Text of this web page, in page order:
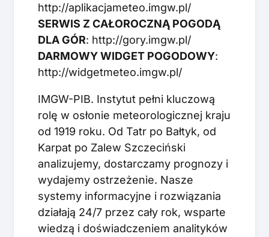
http://aplikacjameteo.imgw.pl/
SERWIS Z CAŁOROCZNĄ POGODĄ
DLA GÓR: http://gory.imgw.pl/
DARMOWY WIDGET POGODOWY:
http://widgetmeteo.imgw.pl/
IMGW-PIB. Instytut pełni kluczową
rolę w osłonie meteorologicznej kraju
od 1919 roku. Od Tatr po Bałtyk, od
Karpat po Zalew Szczeciński
analizujemy, dostarczamy prognozy i
wydajemy ostrzeżenie. Nasze
systemy informacyjne i rozwiązania
działają 24/7 przez cały rok, wsparte
wiedzą i doświadczeniem analityków